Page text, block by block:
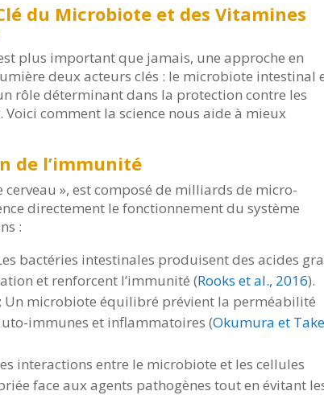
du Microbiote et des Vitamines
plus important que jamais, une approche en
deux acteurs clés : le microbiote intestinal
rôle déterminant dans la protection contre les
comment la science nous aide à mieux
de l’immunité
», est composé de milliards de micro-
directement le fonctionnement du système
:
bactéries intestinales produisent des acides
et renforcent l’immunité (Rooks et al., 2016).
: Un microbiote équilibré prévient la perméabilité
immunes et inflammatoires (Okumura et
interactions entre le microbiote et les cellules
face aux agents pathogènes tout en évitant